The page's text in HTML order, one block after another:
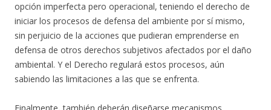
opción imperfecta pero operacional, teniendo el derecho de
iniciar los procesos de defensa del ambiente por sí mismo,
sin perjuicio de la acciones que pudieran emprenderse en
defensa de otros derechos subjetivos afectados por el daño
ambiental. Y el Derecho regulará estos procesos, aún
sabiendo las limitaciones a las que se enfrenta.